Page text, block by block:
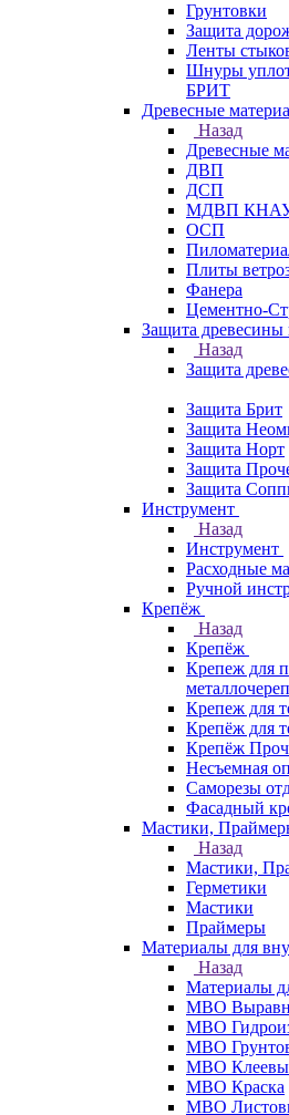
Грунтовки
Защита
Ленты
Шнуры
БРИТ
Древесные
Назад
Древесные
ДВП
ДСП
МДВП
ОСП
Плиты
Фанера
Цементно-
Защита древесины
Назад
Защита
Защита Брит
Защита
Защита Норт
Защита
Защита
Инструмент
Назад
Инструмент
Расходные
Ручной
Крепёж
Назад
Крепёж
Крепеж для
Крепеж для
Крепёж для
Крепёж
Несъемная
Саморезы
Фасадный
Мастики,
Назад
Мастики,
Герметики
Мастики
Праймеры
Материалы для
Назад
Материалы
МВО
МВО
МВО
МВО
МВО Краска
МВО